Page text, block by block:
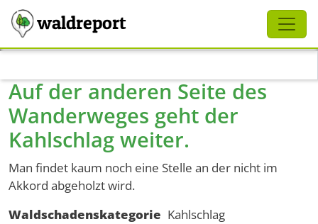
waldreport
Auf der anderen Seite des
Wanderweges geht der
Kahlschlag weiter.
Man findet kaum noch eine Stelle an der nicht im
Akkord abgeholzt wird.
Waldschadenskategorie Kahlschlag
Schliessen